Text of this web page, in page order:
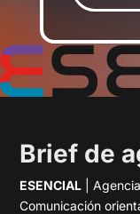
Brief de
ESENCIAL |
Comunicación